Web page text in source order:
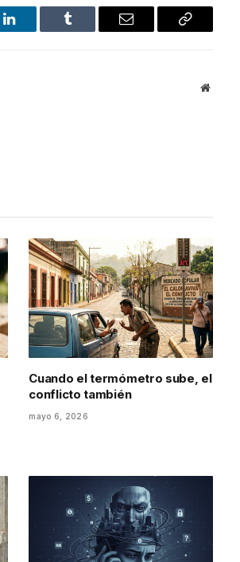
LinkedIn Tumblr Email
Copy
Website
Cuando el termómetro sube, el
conflicto también
mayo 6, 2026